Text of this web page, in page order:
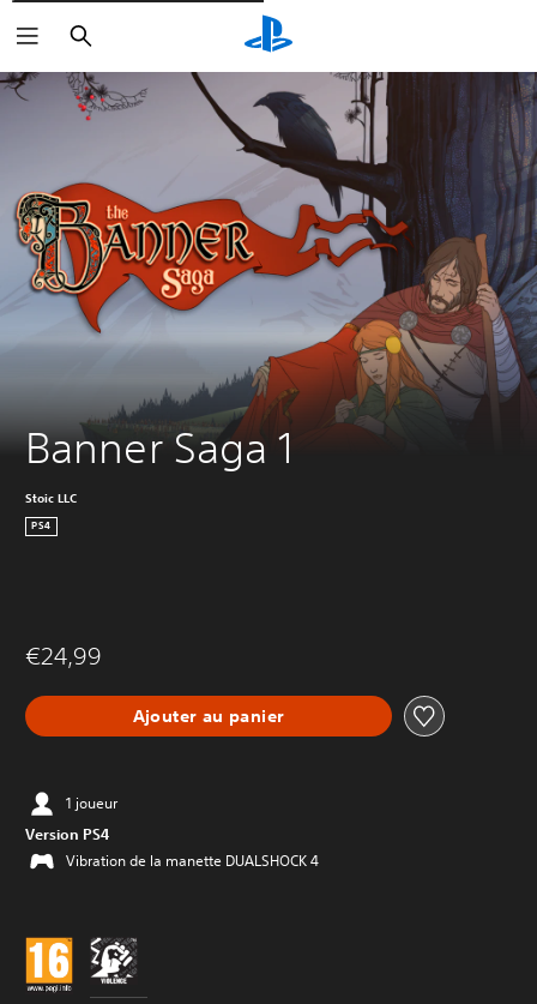
Rechercher
Banner Saga 1
Stoic LLC
PS4
€24,99
Ajouter au panier
1 joueur
Version PS4
Vibration de la manette DUALSHOCK 4